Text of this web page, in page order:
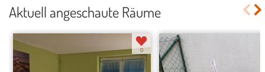
Aktuell angeschaute Räume
0